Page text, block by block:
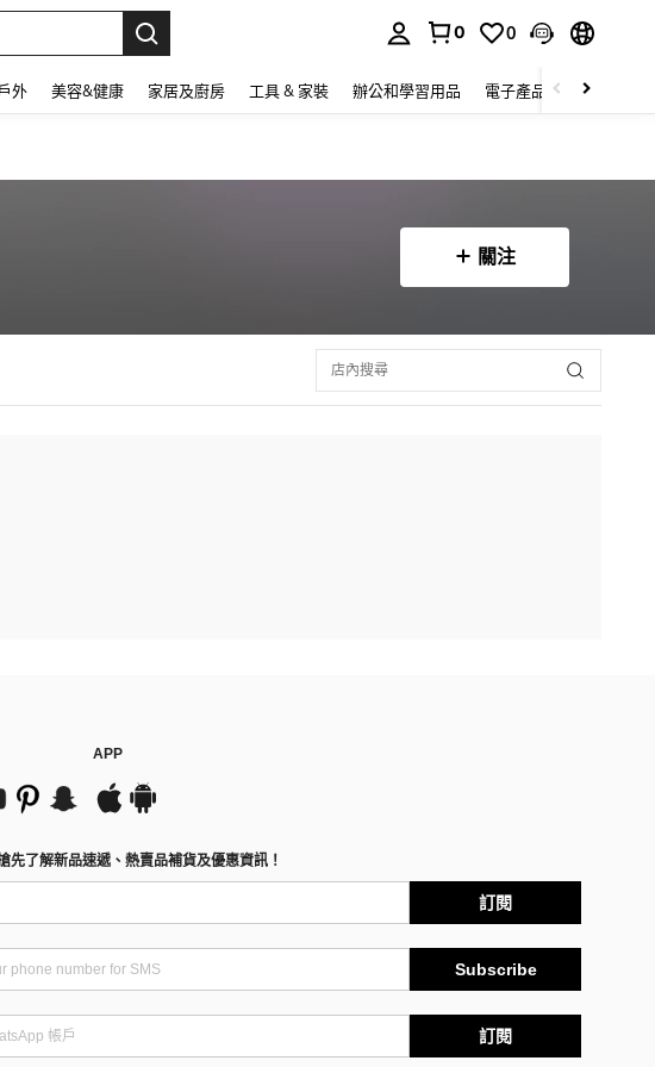
0 0
外 美容&健康 家居及廚房 工具 & 家裝 辦公和學習用品 電子產品 玩具
關注
APP
先了解新品速遞、熱賣品補貨及優惠資訊！
訂閱
Subscribe
訂閱